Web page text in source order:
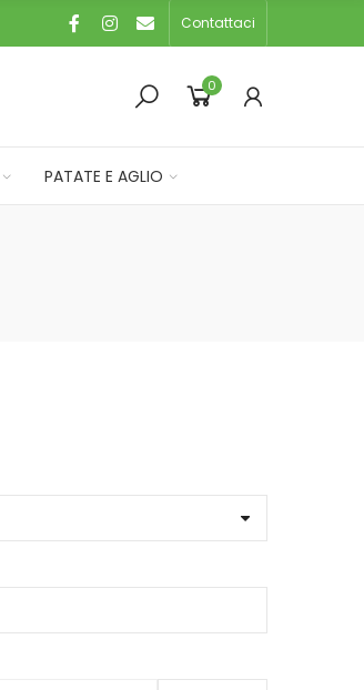
Contattaci
0
PATATE E AGLIO